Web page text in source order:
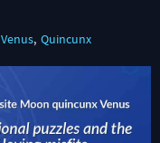
Venus Quincunx